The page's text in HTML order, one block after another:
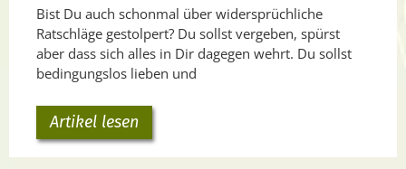
Bist Du auch schonmal über widersprüchliche
Ratschläge gestolpert? Du sollst vergeben, spürst
aber dass sich alles in Dir dagegen wehrt. Du sollst
bedingungslos lieben und
Artikel lesen